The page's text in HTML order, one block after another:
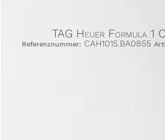
TAG Heuer Formula 1
Referenznummer: CAH1015.BA0855